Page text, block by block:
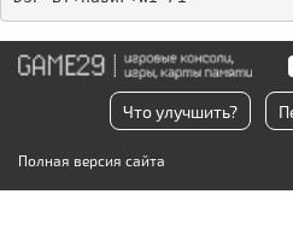
Что улучшить?
Полная версия сайта